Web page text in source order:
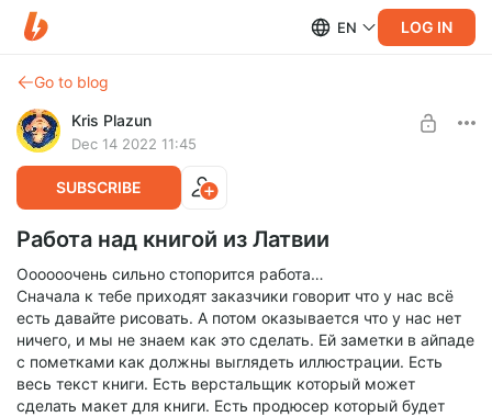
EN LOG IN
Go to blog
Kris Plazun
Dec 14 2022 11:45
SUBSCRIBE
Работа над книгой из Латвии
Оооооочень сильно стопорится работа…
Сначала к тебе приходят заказчики говорит что у нас всё
есть давайте рисовать. А потом оказывается что у нас нет
ничего, и мы не знаем как это сделать. Ей заметки в айпаде
с пометками как должны выглядеть иллюстрации. Есть
весь текст книги. Есть верстальщик который может
сделать макет для книги. Есть продюсер который будет